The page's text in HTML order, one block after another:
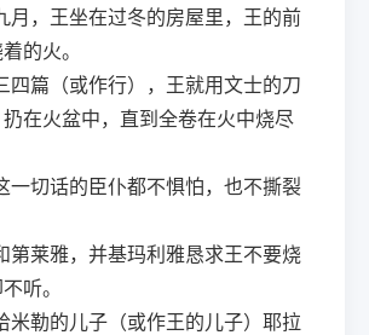
月，王坐在过冬的房屋里，王的前
的火。
四篇（或作行），王就用文士的刀
在火盆中，直到全卷在火中烧尽
一切话的臣仆都不惧怕，也不撕裂
第莱雅，并基玛利雅恳求王不要烧
听。
米勒的儿子（或作王的儿子）耶拉